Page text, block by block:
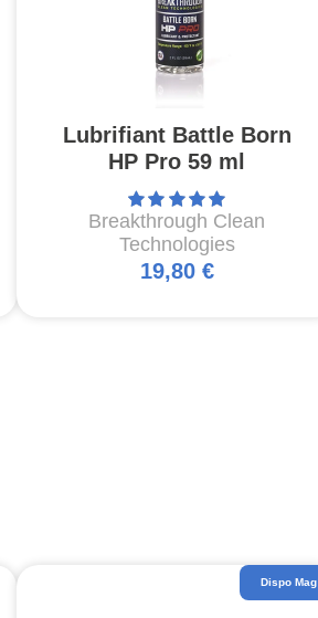
Lubrifiant Battle Born
HP Pro 59 ml
Breakthrough Clean
Technologies
19,80 €
Dispo Mag